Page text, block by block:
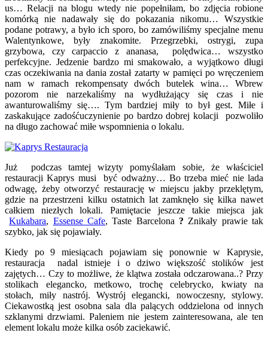
us… Relacji na blogu wtedy nie popełniłam, bo zdjęcia robione
komórką nie nadawały się do pokazania nikomu… Wszystkie
podane potrawy, a było ich sporo, bo zamówiliśmy specjalne menu
Walentynkowe, były znakomite. Przegrzebki, ostrygi, zupa
grzybowa, czy carpaccio z ananasa, polędwica… wszystko
perfekcyjne. Jedzenie bardzo mi smakowało, a wyjątkowo długi
czas oczekiwania na dania został zatarty w pamięci po wręczeniem
nam w ramach rekompensaty dwóch butelek wina… Wbrew
pozorom nie narzekaliśmy na wydłużający się czas i nie
awanturowaliśmy się…. Tym bardziej miły to był gest. Miłe i
zaskakujące zadośćuczynienie po bardzo dobrej kolacji pozwoliło
na długo zachować miłe wspomnienia o lokalu.
Już podczas tamtej wizyty pomyślałam sobie, że właściciel
restauracji Kaprys musi być odważny… Bo trzeba mieć nie lada
odwagę, żeby otworzyć restaurację w miejscu jakby przeklętym,
gdzie na przestrzeni kilku ostatnich lat zamknęło się kilka nawet
całkiem niezłych lokali. Pamiętacie jeszcze takie miejsca jak
Kukabara, Essense Cafe, Taste Barcelona?Znikały prawie tak
szybko, jak się pojawiały.
Kiedy po 9 miesiącach pojawiam się ponownie w Kaprysie,
restauracja nadal istnieje i o dziwo większość stolików jest
zajętych… Czy to możliwe, że klątwa została odczarowana..? Przy
stolikach elegancko, metkowo, trochę celebrycko, kwiaty na
stołach, miły nastrój. Wystrój elegancki, nowoczesny, stylowy.
Ciekawostką jest osobna sala dla palących oddzielona od innych
szklanymi drzwiami. Paleniem nie jestem zainteresowana, ale ten
element lokalu może kilka osób zaciekawić.